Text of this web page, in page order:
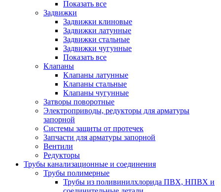
Показать все
Задвижки
Задвижки клиновые
Задвижки латунные
Задвижки стальные
Задвижки чугунные
Показать все
Клапаны
Клапаны латунные
Клапаны стальные
Клапаны чугунные
Затворы поворотные
Электроприводы, редукторы для арматуры
запорной
Системы защиты от протечек
Запчасти для арматуры запорной
Вентили
Редукторы
Трубы канализационные и соединения
Трубы полимерные
Трубы из поливинилхлорида ПВХ, НПВХ и